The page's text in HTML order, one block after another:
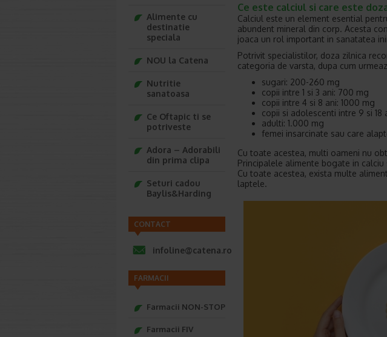
Ce este calciul si care este
Calciul este un element esential
abundent mineral din corp. Acesta
joaca un rol important in sanatatea
Potrivit specialistilor, doza zilnica
categoria de varsta, dupa cum
sugari: 200-260 mg
copii intre 1 si 3 ani: 700 mg
copii intre 4 si 8 ani: 1000 mg
copii si adolescenti intre 9 si 18
adulti: 1.000 mg
femei insarcinate sau care
Cu toate acestea, multi oameni nu
Principalele alimente bogate in
Cu toate acestea, exista multe
laptele.
Alimente cu
destinatie
speciala
NOU la Catena
Nutritie
sanatoasa
Ce Oftapic ti se
potriveste
Adora – Adorabili
din prima clipa
Seturi cadou
Baylis&Harding
CONTACT
infoline@catena.ro
FARMACII
Farmacii NON-STOP
Farmacii FIV